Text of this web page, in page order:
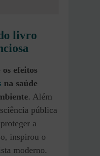
livro
efeitos
na saúde
. Além
pública
a
inspirou o
moderno.